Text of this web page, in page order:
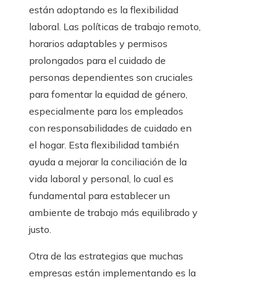
están adoptando es la flexibilidad
laboral. Las políticas de trabajo remoto,
horarios adaptables y permisos
prolongados para el cuidado de
personas dependientes son cruciales
para fomentar la equidad de género,
especialmente para los empleados
con responsabilidades de cuidado en
el hogar. Esta flexibilidad también
ayuda a mejorar la conciliación de la
vida laboral y personal, lo cual es
fundamental para establecer un
ambiente de trabajo más equilibrado y
justo.
Otra de las estrategias que muchas
empresas están implementando es la